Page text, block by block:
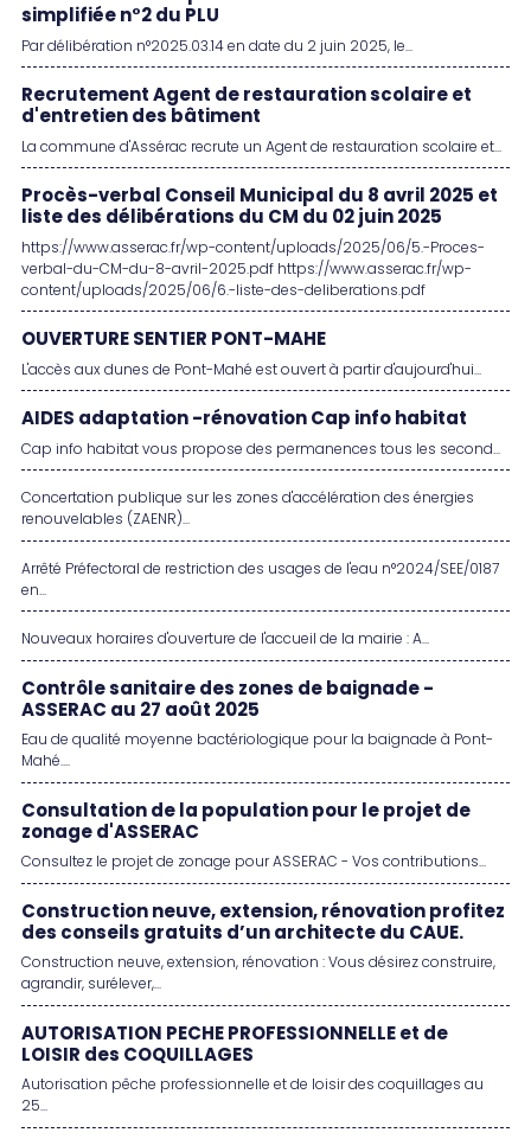
simplifiée n°2 du PLU
Par délibération n°2025.03.14 en date du 2 juin 2025, le...
Recrutement Agent de restauration scolaire et
d'entretien des bâtiment
La commune d'Assérac recrute un Agent de restauration scolaire et...
Procès-verbal Conseil Municipal du 8 avril 2025 et
liste des délibérations du CM du 02 juin 2025
https://www.asserac.fr/wp-content/uploads/2025/06/5.-Proces-
verbal-du-CM-du-8-avril-2025.pdf https://www.asserac.fr/wp-
content/uploads/2025/06/6.-liste-des-deliberations.pdf
OUVERTURE SENTIER PONT-MAHE
L'accès aux dunes de Pont-Mahé est ouvert à partir d'aujourd'hui...
AIDES adaptation -rénovation Cap info habitat
Cap info habitat vous propose des permanences tous les second...
Concertation publique sur les zones d'accélération des énergies
renouvelables (ZAENR)...
Arrêté Préfectoral de restriction des usages de l'eau n°2024/SEE/0187
en...
Nouveaux horaires d'ouverture de l'accueil de la mairie : A...
Contrôle sanitaire des zones de baignade -
ASSERAC au 27 août 2025
Eau de qualité moyenne bactériologique pour la baignade à Pont-
Mahé....
Consultation de la population pour le projet de
zonage d'ASSERAC
Consultez le projet de zonage pour ASSERAC - Vos contributions...
Construction neuve, extension, rénovation profitez
des conseils gratuits d’un architecte du CAUE.
Construction neuve, extension, rénovation : Vous désirez construire,
agrandir, surélever,...
AUTORISATION PECHE PROFESSIONNELLE et de
LOISIR des COQUILLAGES
Autorisation pêche professionnelle et de loisir des coquillages au
25...